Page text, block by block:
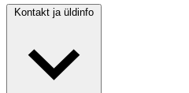
Kontakt ja üldinfo